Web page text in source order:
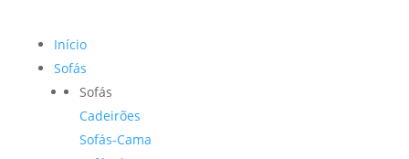
Início
Sofás
Sofás
Cadeirões
Sofás-Cama